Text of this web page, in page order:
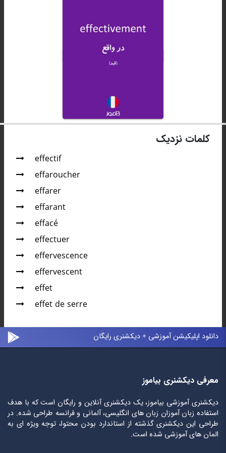
کلمات نزدیک
effectif
effaroucher
effarer
effarant
effacé
effectuer
effervescence
effervescent
effet
effet de serre
دانلود اپلیکیشن آموزشی + دیکشنری رایگان
معرفی دیکشنری بیاموز
دیکشنری آموزشی بیاموز، یک دیکشنری آنلاین و رایگان است که با هدف
استفاده زبان آموزان زبان های انگلیسی، آلمانی و فرانسه طراحی شده. در
طراحی این دیکشنری گذشته از استاندارد بودن محتوا، توجه ویژه ای به
المان های آموزشی شده است.